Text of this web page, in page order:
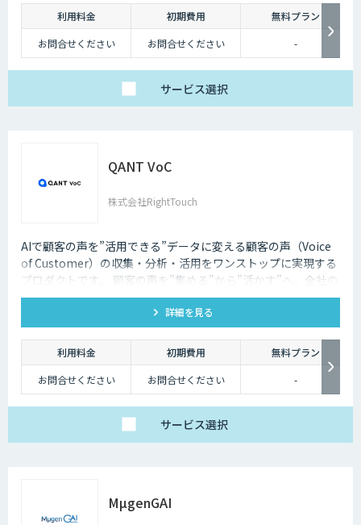
利用料金 初期費用
無料プラン
お問合せください
お問合せください -
サービス選択
QANT VoC
株式会社RightTouch
AIで顧客の声を”活用できる”データに変える顧客の声（Voice
of Customer）の収集・分析・活用をワンストップに実現する
プロダクトです。 顧客の声を”集める”から”活かす”へ。全社の
活動へ反映することが可能になります。
詳細を見る
利用料金 初期費用
無料プラン
お問合せください
お問合せください -
サービス選択
MµgenGAI